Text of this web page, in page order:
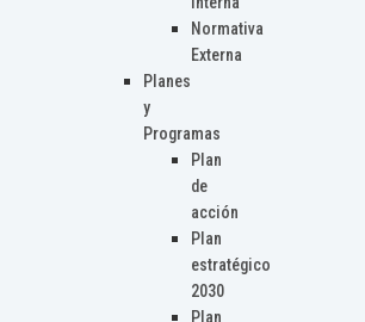
Normativa
Externa
Planes
y
Programas
Plan
de
acción
Plan
estratégico
2030
Plan